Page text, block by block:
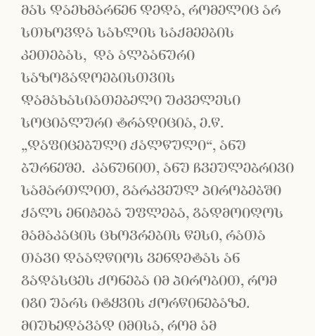
მას დაეხმარნენ დედა, რომელიც არ
სთხოვდა სახლის საქმეების
კეთებას, და ალბანური
საზოგადოებისთვის
დამახასიათებელი უძველესი
სოციალური ტრადიცია, ე.წ.
„დაფიცებული ქალწული“, ანუ
ბურნეშე. კანუნით, ანუ ჩვეულებრივი
სამართლით, გარკვეულ პირობებში
ქალს ენიჭება უფლება, გადმოიღოს
მამაკაცის ცხოვრების წესი, რათა
თავი დააღწიოს ვენდეტას ან
გადასცეს ქონება იმ პირობით, რომ
იგი უარს იტყვის ქორწინებაზე.
მიუხედავად იმისა, რომ ამ